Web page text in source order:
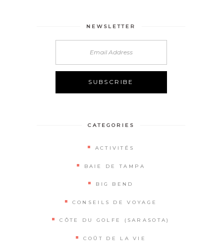
NEWSLETTER
CATEGORIES
ACTIVITÉS
BAIE DE TAMPA
BIG BEND
CONSEILS DE VOYAGE
CÔTE DU GOLFE (SARASOTA)
COÛT DE LA VIE